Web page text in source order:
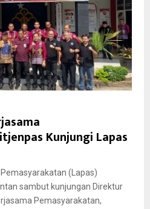
Kunjungi Lapas
Pemasyarakatan (Lapas)
sambut kunjungan Direktur
Pemasyarakatan,